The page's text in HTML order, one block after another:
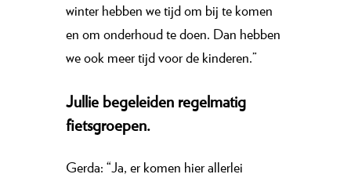
winter hebben we tijd om bij te komen
en om onderhoud te doen. Dan hebben
we ook meer tijd voor de kinderen.”
Jullie begeleiden regelmatig
fietsgroepen.
Gerda: “Ja, er komen hier allerlei